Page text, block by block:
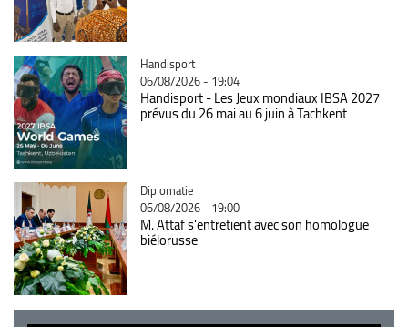
Catégorie
Handisport
06/08/2026 - 19:04
Handisport - Les Jeux mondiaux IBSA 2027
prévus du 26 mai au 6 juin à Tachkent
Catégorie
Diplomatie
06/08/2026 - 19:00
M. Attaf s'entretient avec son homologue
biélorusse